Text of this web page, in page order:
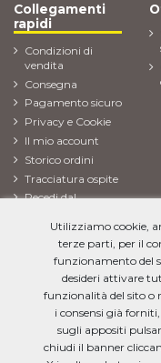
Collegamenti
rapidi
Condizioni di
vendita
Consegna
Pagamento sicuro
Privacy e Cookie
Il mio account
Storico ordini
Tracciatura ospite
Recedi dal
ordine)
Newsletter
Ho letto l'informativa sulla
Utilizziamo cookie,
terze parti, per il
funzionamento del
desideri attivare
funzionalità del sito o
i consensi già
sugli appositi
chiudi il banner